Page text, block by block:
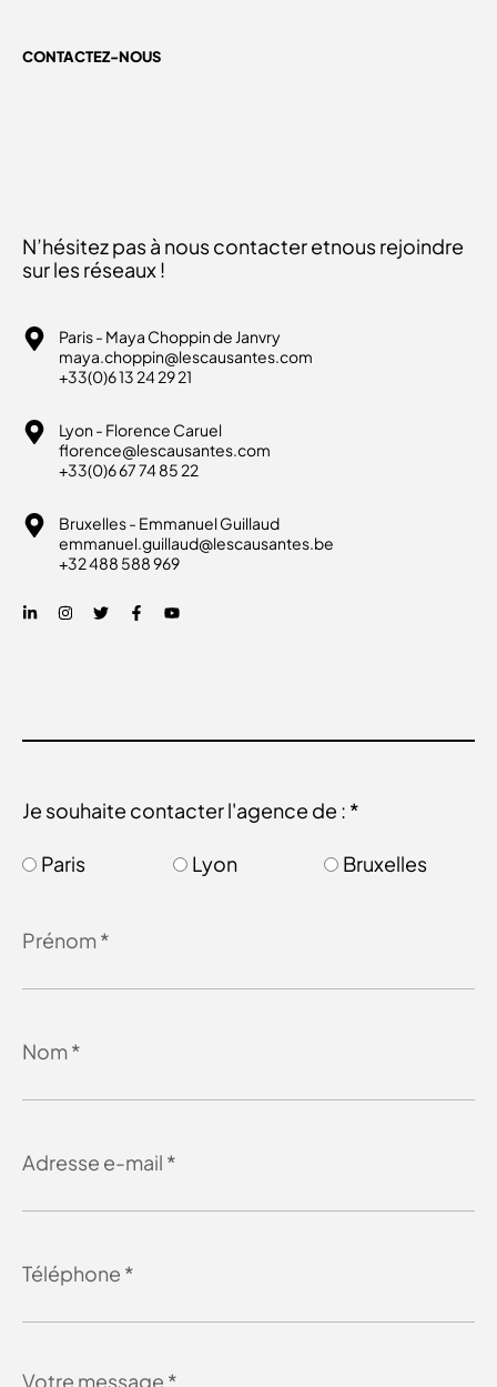
CONTACTEZ-NOUS
N’hésitez pas à nous contacter etnous rejoindre
sur les réseaux !
Paris - Maya Choppin de Janvry
maya.choppin@lescausantes.com
+33(0)6 13 24 29 21
Lyon - Florence Caruel
florence@lescausantes.com
+33(0)6 67 74 85 22
Bruxelles - Emmanuel Guillaud
emmanuel.guillaud@lescausantes.be
+32 488 588 969
Je souhaite contacter l'agence de : *
Paris Lyon Bruxelles